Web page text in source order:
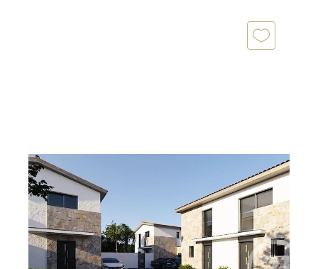
LE GRAU D AGDE 34
91,43 m2, 4 pièces
Ref : 4901
Maison à vendre
485 000 €